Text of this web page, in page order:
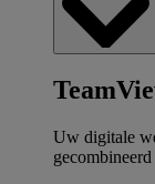
Uw digitale